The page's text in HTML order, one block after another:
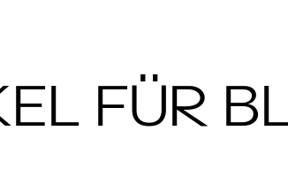
FÜR